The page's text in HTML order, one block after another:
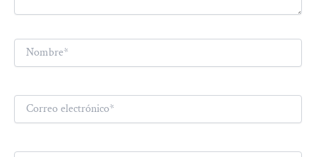
Nombre*
Correo
electrónico*